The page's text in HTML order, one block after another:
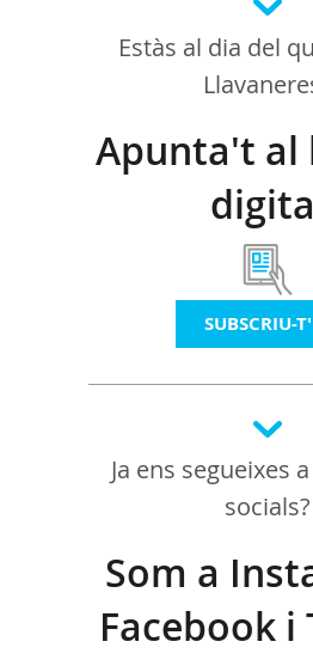
Estàs al dia del
Apunta't
SUBSCRIU-
Ja ens segueixes
socials?
Som a
Facebook